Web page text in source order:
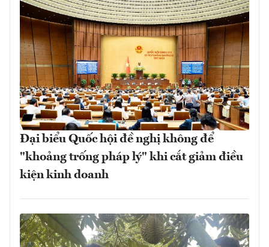
Đại biểu Quốc hội đề nghị không để
"khoảng trống pháp lý" khi cắt giảm điều
kiện kinh doanh